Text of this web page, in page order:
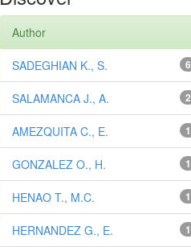
Author
6
SADEGHIAN K., S.
2
SALAMANCA J., A.
1
AMEZQUITA C., E.
1
GONZALEZ O., H.
1
HENAO T., M.C.
1
HERNANDEZ G., E.